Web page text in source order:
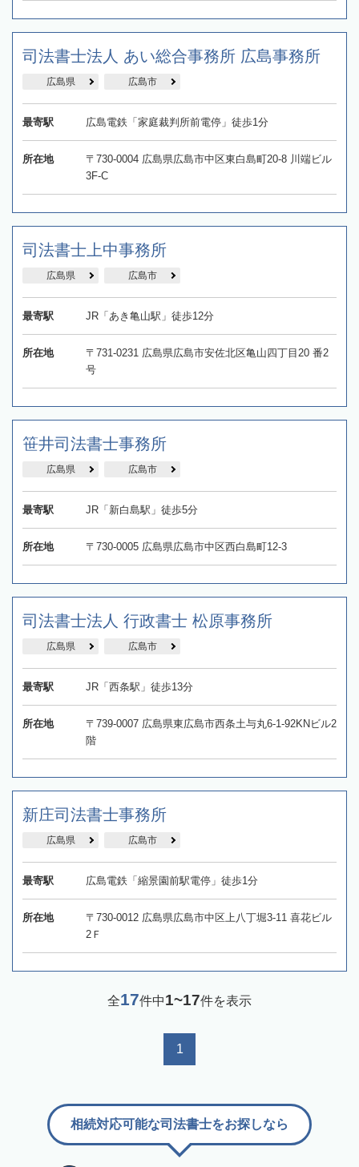
司法書士法人 あい総合事務所 広島事務所
広島県 広島市
最寄駅 広島電鉄「家庭裁判所前電停」徒歩1分
所在地
〒730-0004 広島県広島市中区東白島町20-8 川端ビル
3F-C
司法書士上中事務所
広島県 広島市
最寄駅 JR「あき亀山駅」徒歩12分
所在地
〒731-0231 広島県広島市安佐北区亀山四丁目20 番2
号
笹井司法書士事務所
広島県 広島市
最寄駅 JR「新白島駅」徒歩5分
所在地 〒730-0005 広島県広島市中区西白島町12-3
司法書士法人 行政書士 松原事務所
広島県 広島市
最寄駅 JR「西条駅」徒歩13分
所在地
〒739-0007 広島県東広島市西条土与丸6-1-92KNビル2
階
新庄司法書士事務所
広島県 広島市
最寄駅 広島電鉄「縮景園前駅電停」徒歩1分
所在地
〒730-0012 広島県広島市中区上八丁堀3-11 喜花ビル
2Ｆ
全17件中1~17件を表示
1
相続対応可能な司法書士をお探しなら